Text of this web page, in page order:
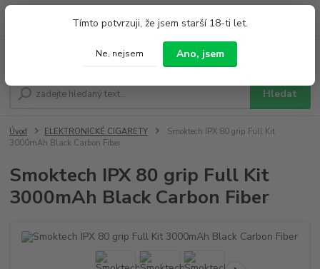
Tímto potvrzuji, že jsem starší 18-ti let.
Ne, nejsem Ano, jsem
Hledat
Po - Pá 9:00 - 19:00 So 9:00 - 14:00
Úvod ELEKTRONICKÉ CIGARETY
Smoktech IPX 80 grip Full Kit
3000mAh Black Carbon Fiber
Smoktech IPX 80 grip Full Kit
3000mAh Black Carbon Fiber